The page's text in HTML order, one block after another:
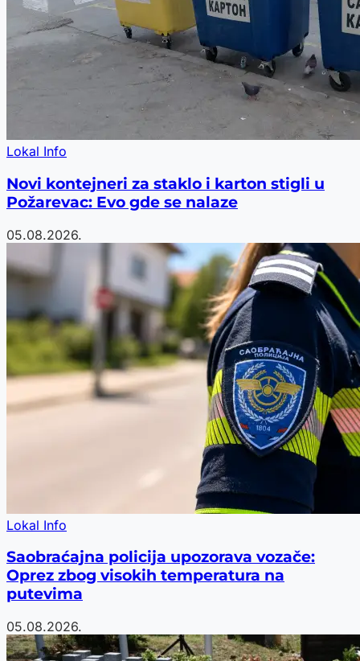
Lokal Info
Novi kontejneri za staklo i karton stigli u
Požarevac: Evo gde se nalaze
05.08.2026.
Lokal Info
Saobraćajna policija upozorava vozače:
Oprez zbog visokih temperatura na
putevima
05.08.2026.